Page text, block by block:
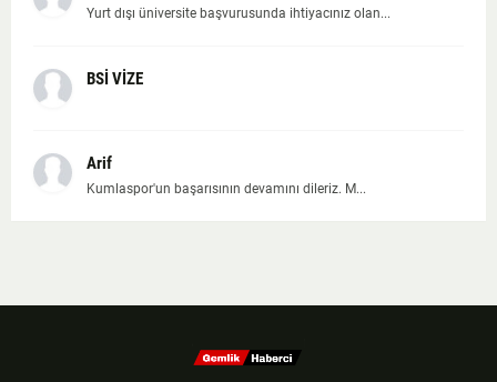
Yurt dışı üniversite başvurusunda ihtiyacınız olan...
BSİ VİZE
Arif
Kumlaspor'un başarısının devamını dileriz. M...